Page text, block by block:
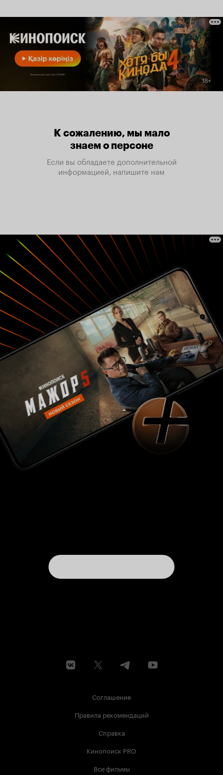
К сожалению, мы мало
знаем о персоне
Если вы обладаете дополнительной
информацией, напишите нам
Соглашение
Правила рекомендаций
Справка
Кинопоиск PRO
Все фильмы